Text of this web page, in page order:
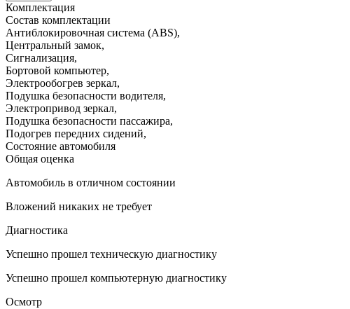
Комплектация
Состав комплектации
Антиблокировочная система (ABS),
Центральный замок,
Сигнализация,
Бортовой компьютер,
Электрообогрев зеркал,
Подушка безопасности водителя,
Электропривод зеркал,
Подушка безопасности пассажира,
Подогрев передних сидений,
Состояние автомобиля
Общая оценка
Автомобиль в отличном состоянии
Вложений никаких не требует
Диагностика
Успешно прошел техническую диагностику
Успешно прошел компьютерную диагностику
Осмотр